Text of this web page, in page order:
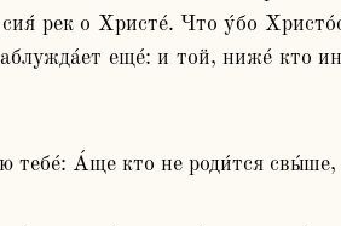
рек о Христе́. Что у́бо
еще́: и той, ниже́ кто
тебе́: А́ще кто не роди́тся